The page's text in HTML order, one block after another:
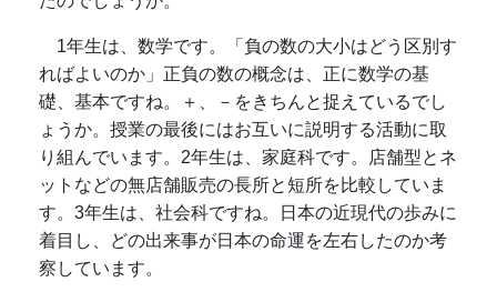
1年生は、数学です。「負の数の大小はどう区別す
ればよいのか」正負の数の概念は、正に数学の基
礎、基本ですね。＋、－をきちんと捉えているでし
ょうか。授業の最後にはお互いに説明する活動に取
り組んでいます。2年生は、家庭科です。店舗型とネ
ットなどの無店舗販売の長所と短所を比較していま
す。3年生は、社会科ですね。日本の近現代の歩みに
着目し、どの出来事が日本の命運を左右したのか考
察しています。